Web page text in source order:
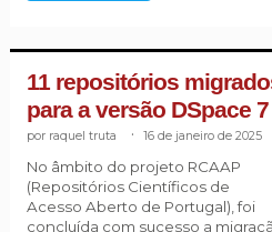
11 repositórios
para a versão DSpace 7
raquel truta 16 de janeiro de 2025
No âmbito do projeto RCAAP
(Repositórios Científicos de
Acesso Aberto de Portugal), foi
concluída com sucesso a